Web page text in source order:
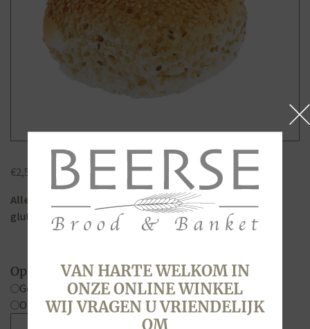
€2,50
Allergenen
gluten, lactose, sesamzaad
Opties
Gesneden
Ongesneden
VAN HARTE WELKOM IN
ONZE ONLINE WINKEL
WIJ VRAGEN U VRIENDELIJK